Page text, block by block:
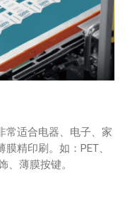
常适合电器、电子、家
精印刷。如：PET、
、薄膜按键。